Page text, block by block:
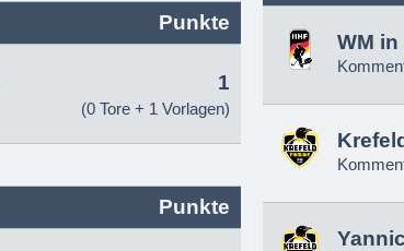
Punkte
1
(0 Tore + 1 Vorlagen)
Punkte
WM